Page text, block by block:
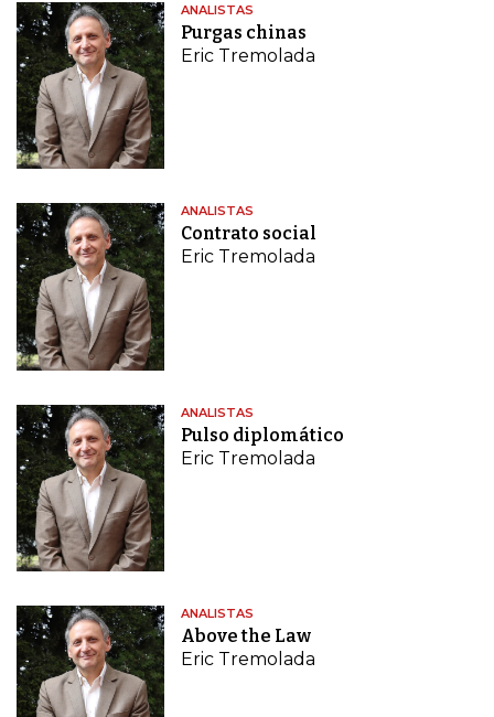
ANALISTAS
Purgas chinas
Eric Tremolada
ANALISTAS
Contrato social
Eric Tremolada
ANALISTAS
Pulso diplomático
Eric Tremolada
ANALISTAS
Above the Law
Eric Tremolada